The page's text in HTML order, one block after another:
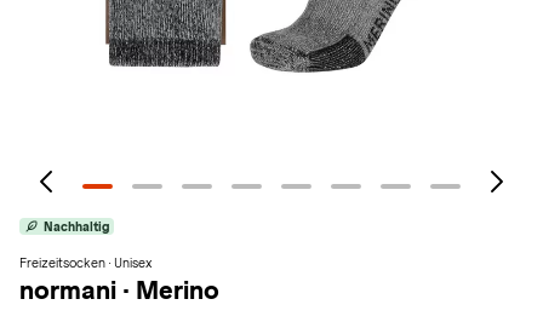
Nachhaltig
Freizeitsocken · Unisex
normani · Merino